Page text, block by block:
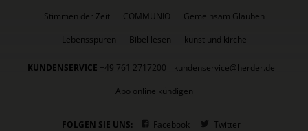
Stimmen der Zeit
COMMUNIO
Gemeinsam Glauben
Lebensspuren
Bibel lesen kunst und kirche
KUNDENSERVICE +49 761 2717200
kundenservice@herder.de
Abo online kündigen
FOLGEN SIE UNS: Facebook Twitter